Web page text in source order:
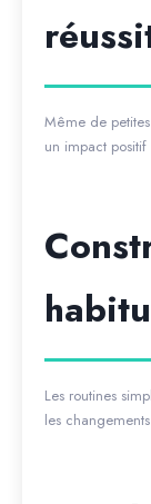
Même de
un impact
Les routines
les